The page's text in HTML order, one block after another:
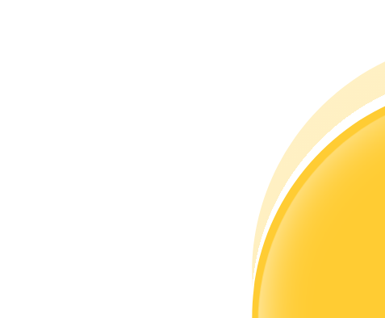
Disfruta del reparto de beneficios y comisiones de copy trading